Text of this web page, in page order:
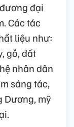
đại
Các tác
liệu như:
gỗ, đất
nhân dân
sáng tác,
Dương, mỹ